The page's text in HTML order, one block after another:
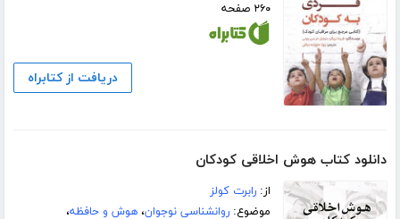
۲۶۰ صفحه
دریافت از کتابراه
دانلود کتاب هوش اخلاقی کودکان
از:رابرت کولز
موضوع:روانشناسی نوجوان،هوش و حافظه،